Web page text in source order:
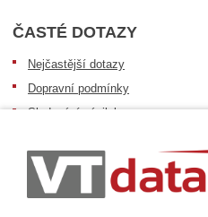
ČASTÉ DOTAZY
Nejčastější dotazy
Dopravní podmínky
Sledování zásilek
Informace k dostupnosti zboží
Obecné informace